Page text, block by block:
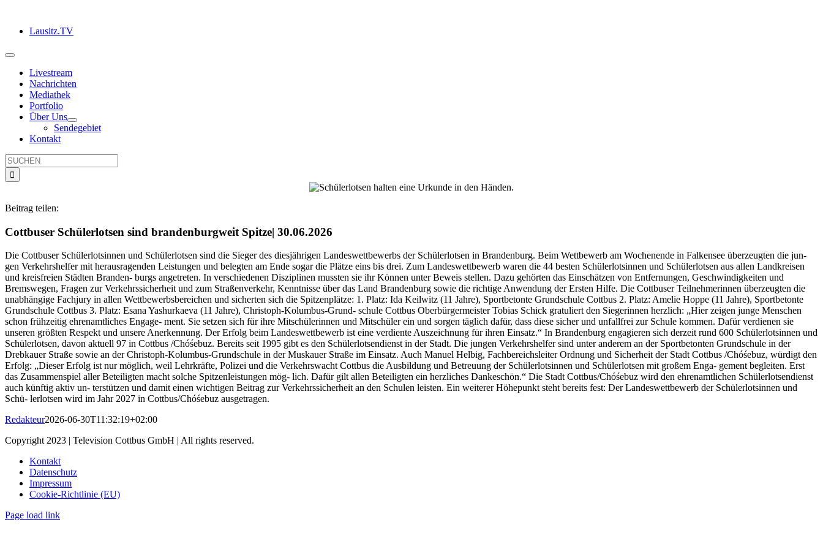
springenLausitz.TV
Toggle
NavigationLivestream
Nachrichten
Mediathek
Portfolio
Über Uns
Sendegebiet
Kontakt
Suche
nach:
Beitrag teilen:
Cottbuser Schülerlotsen sind brandenburgweit Spitze| 30.06.2026
Die Cottbuser Schülerlotsinnen und Schülerlotsen sind die Sieger des diesjährigen Landeswettbewerbs der Schülerlotsen in Brandenburg. Beim Wettbewerb am Wochenende in Falkensee überzeugten die jun-
gen Verkehrshelfer mit herausragenden Leistungen und belegten am Ende sogar die Plätze eins bis drei. Zum Landeswettbewerb waren die 44 besten Schülerlotsinnen und Schülerlotsen aus allen Landkreisen
und kreisfreien Städten Branden- burgs angetreten. In verschiedenen Disziplinen mussten sie ihr Können unter Beweis stellen. Dazu gehörten das Einschätzen von Entfernungen, Geschwindigkeiten und
Bremswegen, Fragen zur Verkehrssicherheit und zum Straßenverkehr, Kenntnisse über das Land Brandenburg sowie die richtige Anwendung der Ersten Hilfe. Die Cottbuser Teilnehmerinnen überzeugten die
unabhängige Fachjury in allen Wettbewerbsbereichen und sicherten sich die Spitzenplätze: 1. Platz: Ida Keilwitz (11 Jahre), Sportbetonte Grundschule Cottbus 2. Platz: Amelie Hoppe (11 Jahre), Sportbetonte
Grundschule Cottbus 3. Platz: Esana Yashurkaeva (11 Jahre), Christoph-Kolumbus-Grund- schule Cottbus Oberbürgermeister Tobias Schick gratuliert den Siegerinnen herzlich: „Hier zeigen junge Menschen
schon frühzeitig ehrenamtliches Engage- ment. Sie setzen sich für ihre Mitschülerinnen und Mitschüler ein und sorgen täglich dafür, dass diese sicher und unfallfrei zur Schule kommen. Dafür verdienen sie
unseren größten Respekt und unsere Anerkennung. Der Erfolg beim Landeswettbewerb ist eine verdiente Auszeichnung für ihren Einsatz.“ In Brandenburg engagieren sich derzeit rund 600 Schülerlotsinnen und
Schülerlotsen, davon aktuell 97 in Cottbus /Chóśebuz. Bereits seit 1995 gibt es den Schülerlotsendienst in der Stadt. Die jungen Verkehrshelfer sind unter anderem an der Sportbetonten Grundschule in der
Drebkauer Straße sowie an der Christoph-Kolumbus-Grundschule in der Muskauer Straße im Einsatz. Auch Manuel Helbig, Fachbereichsleiter Ordnung und Sicherheit der Stadt Cottbus /Chóśebuz, würdigt den
Erfolg: „Dieser Erfolg ist nur möglich, weil Lehrkräfte, Polizei und die Verkehrswacht Cottbus die Ausbildung und Betreuung der Schülerlotsinnen und Schülerlotsen mit großem Enga- gement begleiten. Erst
das Zusammenspiel aller Beteiligten macht solche Spitzenleistungen mög- lich. Dafür gilt allen Beteiligten ein herzliches Dankeschön.“ Die Stadt Cottbus/Chóśebuz wird den ehrenamtlichen Schülerlotsendienst
auch künftig aktiv un- terstützen und damit einen wichtigen Beitrag zur Verkehrssicherheit an den Schulen leisten. Ein weiterer Höhepunkt steht bereits fest: Der Landeswettbewerb der Schülerlotsinnen und
Schü- lerlotsen wird im Jahr 2027 in Cottbus/Chóśebuz ausgetragen.
Redakteur2026-06-30T11:32:19+02:00
Copyright 2023 | Television Cottbus GmbH | All rights reserved.
Kontakt
Datenschutz
Impressum
Cookie-Richtlinie (EU)
Page load link